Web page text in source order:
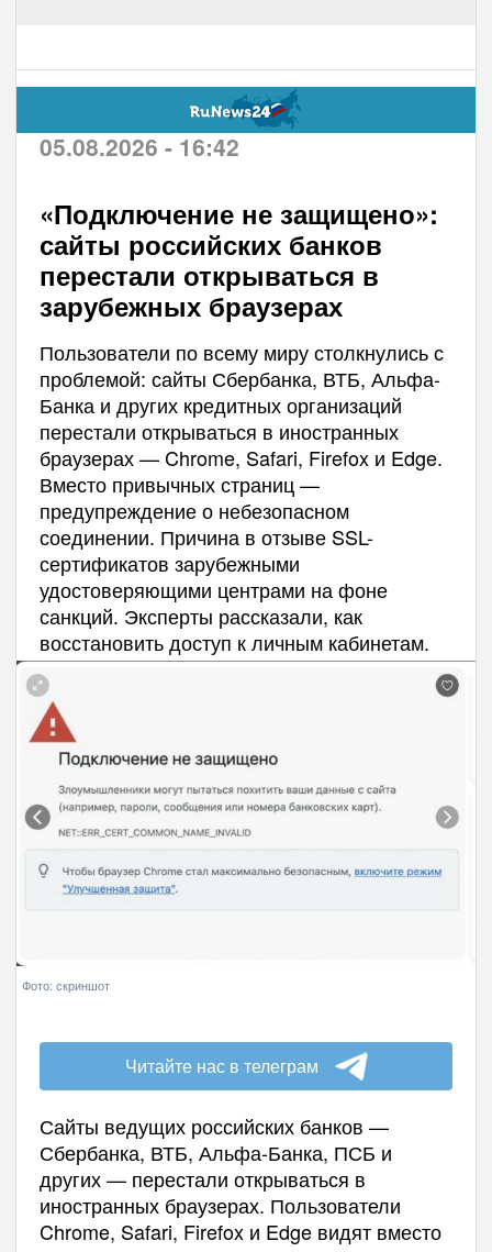
05.08.2026 - 16:42
«Подключение не защищено»:
сайты российских банков
перестали открываться в
зарубежных браузерах
Пользователи по всему миру столкнулись с
проблемой: сайты Сбербанка, ВТБ, Альфа-
Банка и других кредитных организаций
перестали открываться в иностранных
браузерах — Chrome, Safari, Firefox и Edge.
Вместо привычных страниц —
предупреждение о небезопасном
соединении. Причина в отзыве SSL-
сертификатов зарубежными
удостоверяющими центрами на фоне
санкций. Эксперты рассказали, как
восстановить доступ к личным кабинетам.
Фото: скриншот
Читайте нас в телеграм
Сайты ведущих российских банков —
Сбербанка, ВТБ, Альфа-Банка, ПСБ и
других — перестали открываться в
иностранных браузерах. Пользователи
Chrome, Safari, Firefox и Edge видят вместо